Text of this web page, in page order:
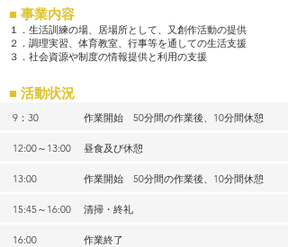
■ 事業内容
１．生活訓練の場、居場所として、又創作活動の提供
２．調理実習、体育教室、行事等を通しての生活支援
３．社会資源や制度の情報提供と利用の支援
■ 活動状況
9：30 作業開始 50分間の作業後、10分間休憩
12:00～13:00 昼食及び休憩
13:00 作業開始 50分間の作業後、10分間休憩
15:45～16:00 清掃・終礼
16:00 作業終了